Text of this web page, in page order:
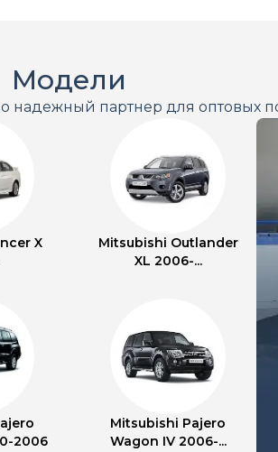
Модели
надежный партнер для оптовых
X
Mitsubishi Outlander
XL 2006-...
2006
Mitsubishi Pajero
Wagon IV 2006-...